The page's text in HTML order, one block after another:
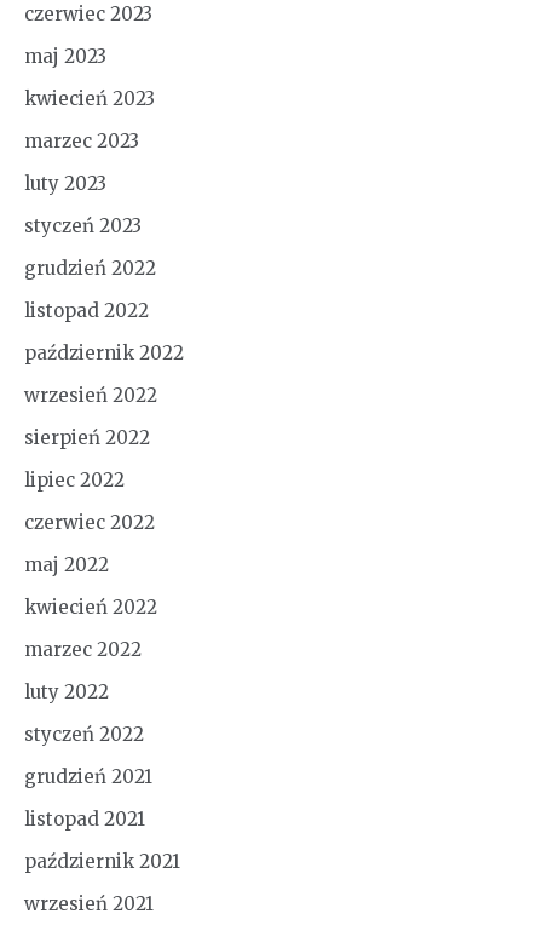
czerwiec 2023
maj 2023
kwiecień 2023
marzec 2023
luty 2023
styczeń 2023
grudzień 2022
listopad 2022
październik 2022
wrzesień 2022
sierpień 2022
lipiec 2022
czerwiec 2022
maj 2022
kwiecień 2022
marzec 2022
luty 2022
styczeń 2022
grudzień 2021
listopad 2021
październik 2021
wrzesień 2021